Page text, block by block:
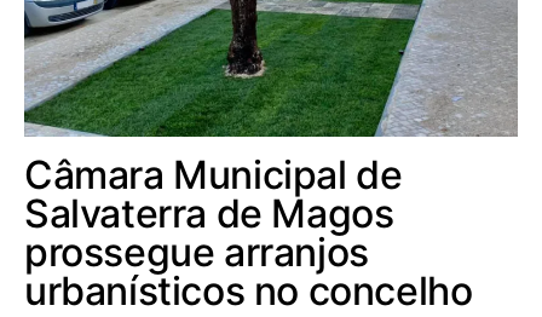
Câmara Municipal de
Salvaterra de Magos
prossegue arranjos
urbanísticos no concelho